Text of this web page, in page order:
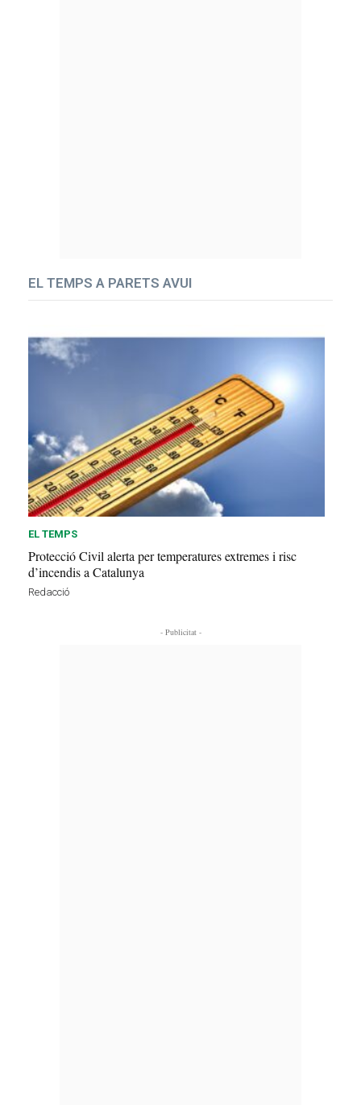
EL TEMPS A PARETS AVUI
EL TEMPS
Protecció Civil alerta per temperatures extremes i risc
d’incendis a Catalunya
Redacció
- Publicitat -